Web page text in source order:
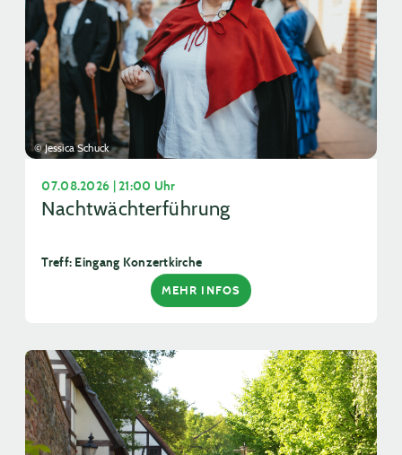
© Jessica Schuck
07.08.2026 | 21:00 Uhr
Nachtwächterführung
Treff: Eingang Konzertkirche
MEHR INFOS